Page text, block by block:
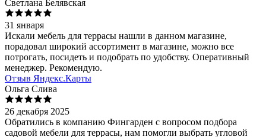
Светлана Белявская
31 января
Искали мебель для террасы нашли в данном магазине,
порадовал широкий ассортимент в магазине, можно все
потрогать, посидеть и подобрать по удобству. Оперативный
менеджер. Рекомендую.
Отзыв Яндекс.Карты
Ольга Слива
26 декабря 2025
Обратились в компанию Фингарден с вопросом подбора
садовой мебели для террасы, нам помогли выбрать угловой